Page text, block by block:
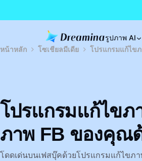
รูปภาพ AI
หน้าหลัก
โซเชียลมีเดีย โปรแกรมแก้ไข
โปรแกรมแก้ไขภ
ภาพ FB ของคุณ
โดดเด่นบนเฟสบุ๊คด้วยโปรแกรมแก้ไขภ